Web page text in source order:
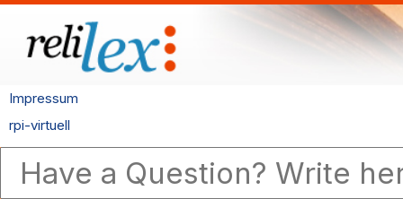
Impressum
rpi-virtuell